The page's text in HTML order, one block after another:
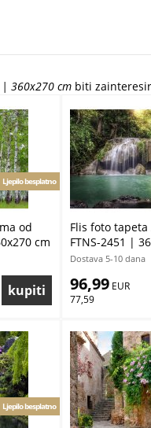
| 360x270 cmbiti
od
cm
Ljepilo besplatno
Flis foto tapeta
FTNS-2451 |
Dostava 5-10 dana
96,99 EUR
77,59
Ljepilo besplatno